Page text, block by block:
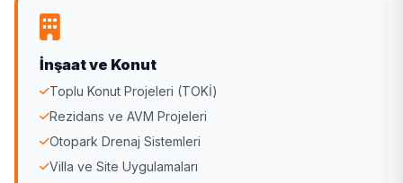
İnşaat ve Konut
Toplu Konut Projeleri (TOKİ)
Rezidans ve AVM Projeleri
Otopark Drenaj Sistemleri
Villa ve Site Uygulamaları